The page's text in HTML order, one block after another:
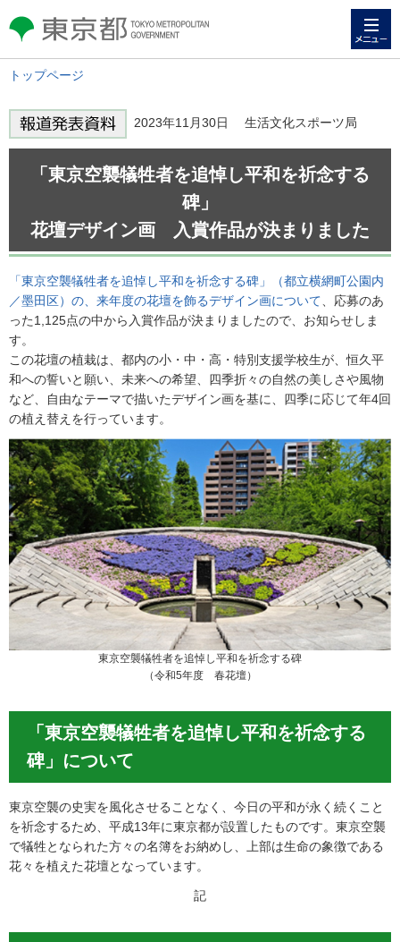
東京都 TOKYO METROPOLITAN
GOVERNMENT
トップページ
2023年11月30日 生活文化スポーツ局
「東京空襲犠牲者を追悼し平和を祈念する
碑」
花壇デザイン画 入賞作品が決まりました
「東京空襲犠牲者を追悼し平和を祈念する碑」（都立横網町公園内
／墨田区）の、来年度の花壇を飾るデザイン画について 、応募のあ
った1,125点の中から入賞作品が決まりましたので、お知らせしま
す。
この花壇の植栽は、都内の小・中・高・特別支援学校生が、恒久平
和への誓いと願い、未来への希望、四季折々の自然の美しさや風物
など、自由なテーマで描いたデザイン画を基に、四季に応じて年4回
の植え替えを行っています。
東京空襲犠牲者を追悼し平和を祈念する碑
（令和5年度 春花壇）
「東京空襲犠牲者を追悼し平和を祈念する
碑」について
東京空襲の史実を風化させることなく、今日の平和が永く続くこと
を祈念するため、平成13年に東京都が設置したものです。東京空襲
で犠牲となられた方々の名簿をお納めし、上部は生命の象徴である
花々を植えた花壇となっています。
記